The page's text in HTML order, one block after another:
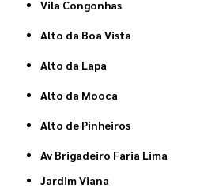
Vila Congonhas
Alto da Boa Vista
Alto da Lapa
Alto da Mooca
Alto de Pinheiros
Av Brigadeiro Faria Lima
Jardim Viana